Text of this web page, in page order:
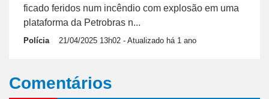
ficado feridos num incêndio com explosão em uma
plataforma da Petrobras n...
Polícia 21/04/2025 13h02 - Atualizado há 1 ano
Comentários